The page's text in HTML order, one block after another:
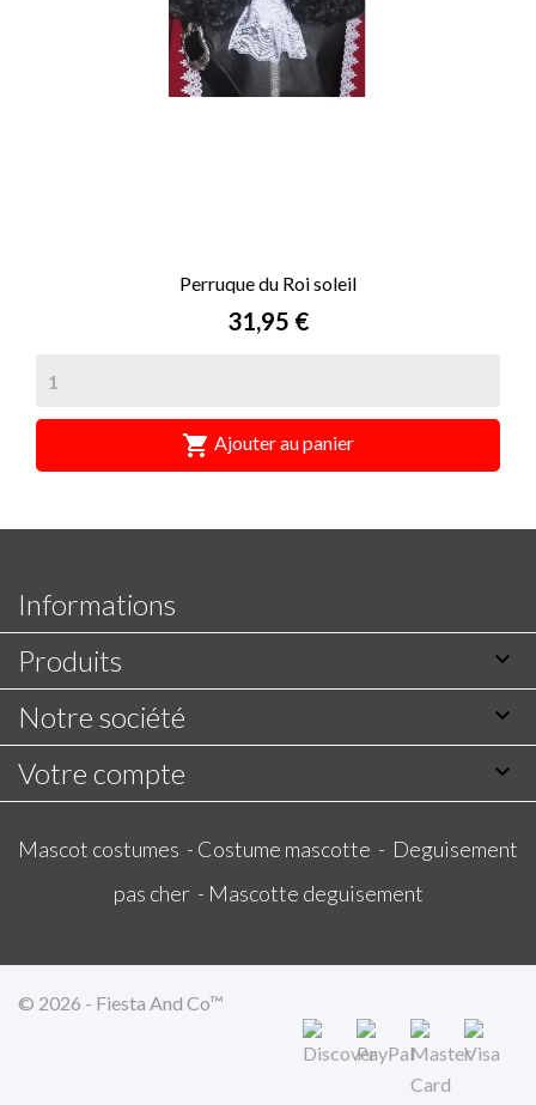
Perruque du Roi soleil
Prix
31,95 €
 Ajouter au panier
Informations
Produits

Notre société 
Votre compte 
Mascot costumes - Costume mascotte - Deguisement
pas cher - Mascotte deguisement
© 2026 - Fiesta And Co™